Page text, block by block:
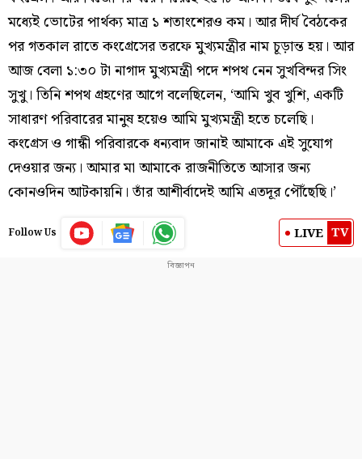
মধ্যেই ভোটের পার্থক্য মাত্র ১ শতাংশেরও কম। আর দীর্ঘ বৈঠকের
পর গতকাল রাতে কংগ্রেসের তরফে মুখ্যমন্ত্রীর নাম চূড়ান্ত হয়। আর
আজ বেলা ১:৩০ টা নাগাদ মুখ্যমন্ত্রী পদে শপথ নেন সুখবিন্দর সিং
সুখু। তিনি শপথ গ্রহণের আগে বলেছিলেন, ‘আমি খুব খুশি, একটি
সাধারণ পরিবারের মানুষ হয়েও আমি মুখ্যমন্ত্রী হতে চলেছি।
কংগ্রেস ও গান্ধী পরিবারকে ধন্যবাদ জানাই আমাকে এই সুযোগ
দেওয়ার জন্য। আমার মা আমাকে রাজনীতিতে আসার জন্য
কোনওদিন আটকায়নি। তাঁর আশীর্বাদেই আমি এতদূর পৌঁছেছি।’
Follow Us LIVE TV